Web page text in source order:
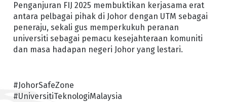
Penganjuran FIJ 2025 membuktikan kerjasama erat
antara pelbagai pihak di Johor dengan UTM sebagai
peneraju, sekali gus memperkukuh peranan
universiti sebagai pemacu kesejahteraan komuniti
dan masa hadapan negeri Johor yang lestari.
#JohorSafeZone
#UniversitiTeknologiMalaysia